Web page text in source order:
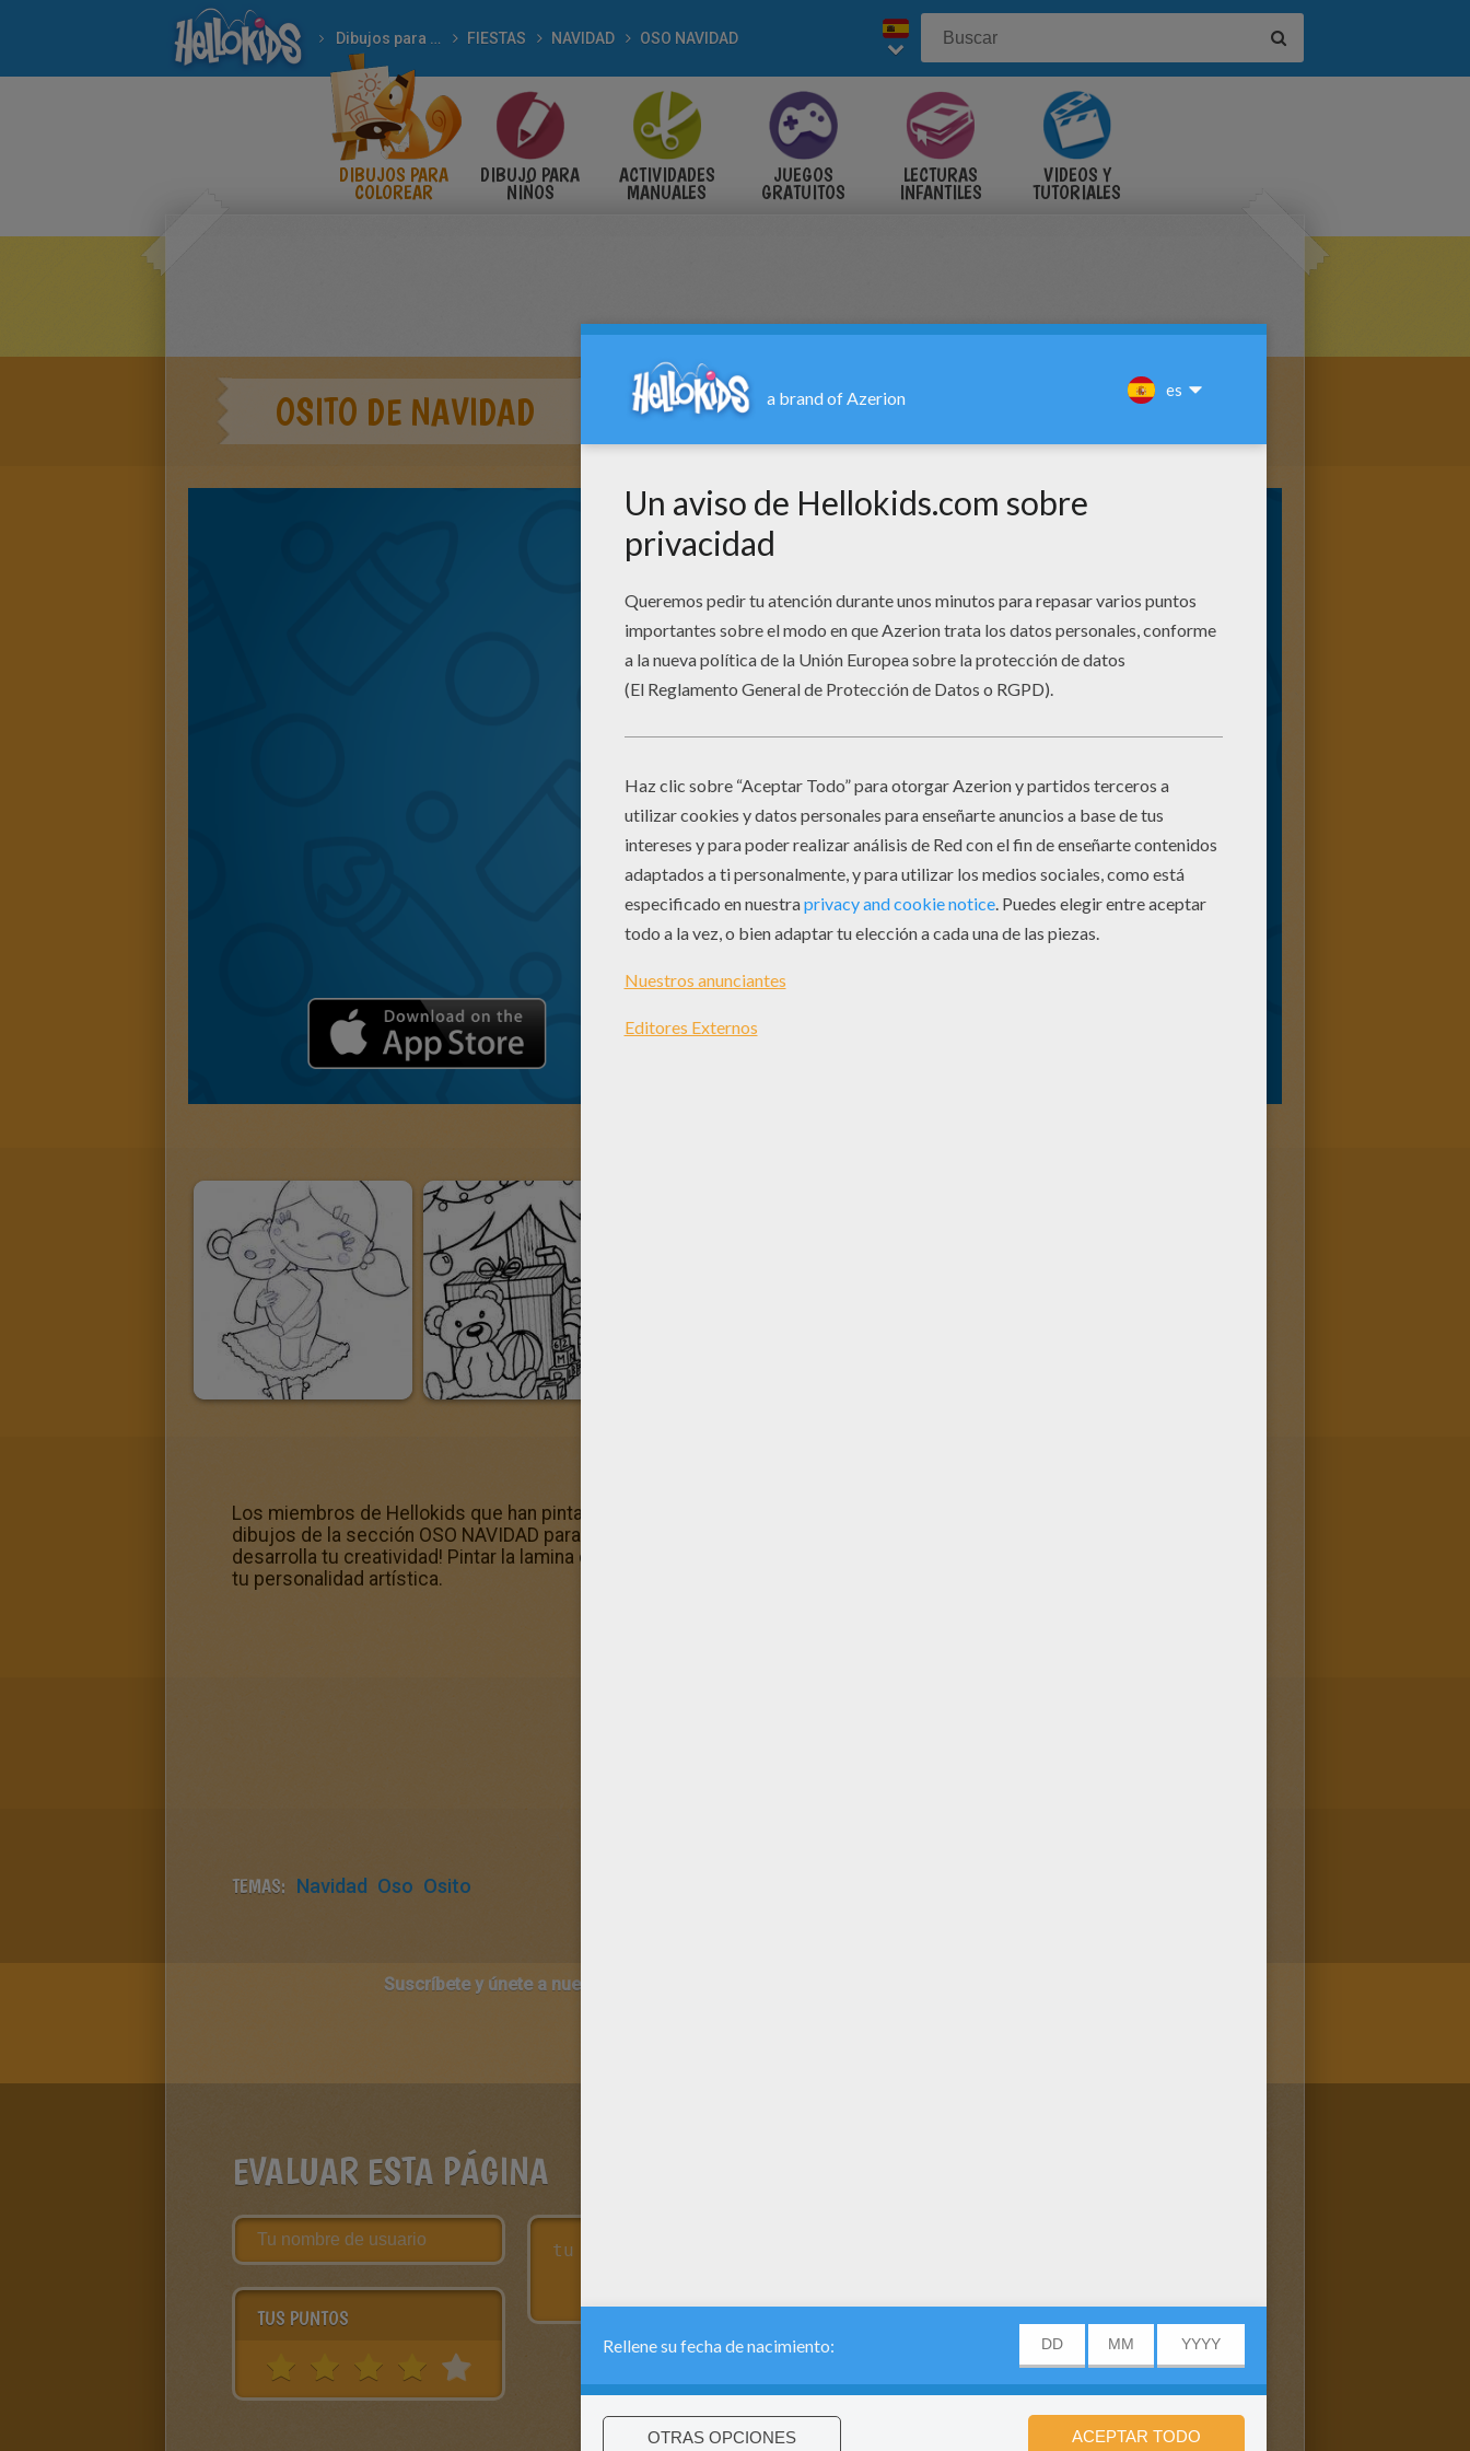
Dibujos para Colorear FIESTAS NAVIDAD OSO NAVIDAD
DIBUJOS PARA
COLOREAR
DIBUJO PARA
NIÑOS
ACTIVIDADES
MANUALES
JUEGOS
GRATUITOS
LECTURAS
INFANTILES
VIDEOS Y
TUTORIALES
OSITO DE NAVIDAD
Los miembros de Hellokids que han pintado este dibujo de Osito de Navidad también han seleccionado muchos
dibujos de la sección OSO NAVIDAD para colorear porque contiene todos sus dibujos para pintar favoritos. ¡Colorear
desarrolla tu creatividad! Pintar la lamina de Osito de Navidad con lápices o directamente en línea te ayudará a afirmar
tu personalidad artística.
TEMAS: Navidad Oso Osito
Suscríbete y únete a nuestro canal de vídeos para niños en Youtube:
EVALUAR ESTA PÁGINA
TUS PUNTOS